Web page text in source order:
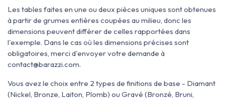
Les tables faites en une ou deux pièces uniques sont obtenues
à partir de grumes entières coupées au milieu, donc les
dimensions peuvent différer de celles rapportées dans
l'exemple. Dans le cas où les dimensions précises sont
obligatoires, merci d'envoyer votre demande à
contact@barazzi.com.
Vous avez le choix entre 2 types de finitions de base - Diamant
(Nickel, Bronze, Laiton, Plomb) ou Gravé (Bronzé, Bruni,